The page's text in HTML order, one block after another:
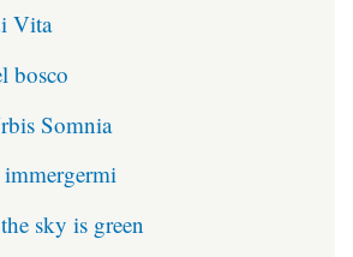
Vita
bosco
Somnia
sky is green